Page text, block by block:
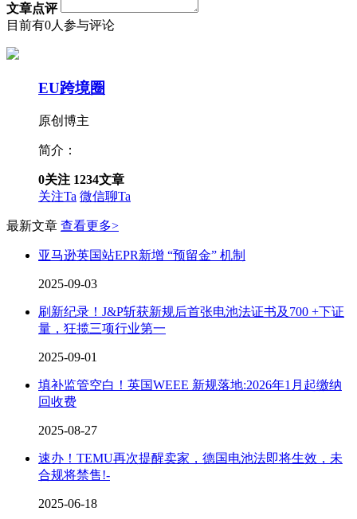
文章点评
目前有0人参与评论
EU跨境圈
原创博主
简介：
0关注 1234文章
关注Ta 微信聊Ta
最新文章 查看更多>
亚马逊英国站EPR新增 “预留金” 机制
2025-09-03
刷新纪录！J&P斩获新规后首张电池法证书及700 +下证
量，狂揽三项行业第一
2025-09-01
填补监管空白！英国WEEE 新规落地:2026年1月起缴纳
回收费
2025-08-27
速办！TEMU再次提醒卖家，德国电池法即将生效，未
合规将禁售!-
2025-06-18